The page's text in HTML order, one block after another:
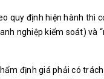
quy định hiện hành thì
nghiệp kiểm soát) và
định giá phải có